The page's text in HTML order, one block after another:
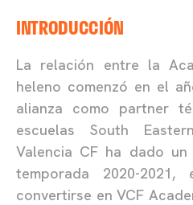
INTRODUCCIÓN
La relación entre la
heleno comenzó en el
alianza como partner
escuelas South
Valencia CF ha dado
temporada 2020-
convertirse en VCF